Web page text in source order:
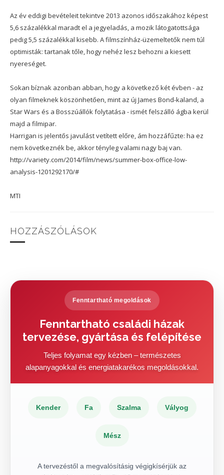
Az év eddigi bevételeit tekintve 2013 azonos időszakához képest
5,6 százalékkal maradt el a jegyeladás, a mozik látogatottsága
pedig 5,5 százalékkal kisebb. A filmszínház-üzemeltetők nem túl
optimisták: tartanak tőle, hogy nehéz lesz behozni a kiesett
nyereséget.
Sokan bíznak azonban abban, hogy a következő két évben - az
olyan filmeknek köszönhetően, mint az új James Bond-kaland, a
Star Wars és a Bosszúállók folytatása - ismét felszálló ágba kerül
majd a filmipar.
Harrigan is jelentős javulást vetített előre, ám hozzáfűzte: ha ez
nem következnék be, akkor tényleg valami nagy baj van.
http://variety.com/2014/film/news/summer-box-office-low-
analysis-1201292170/#
MTI
HOZZÁSZÓLÁSOK
Fenntartható megoldások
Fenntartható családi házak
tervezése, gyártása és felépítése
Teljes folyamat egy kézben – természetes
alapanyagokkal és energiatakarékos megoldásokkal.
Kender Fa Szalma Vályog
Mész
A tervezéstől a megvalósításig végigkísérjük az